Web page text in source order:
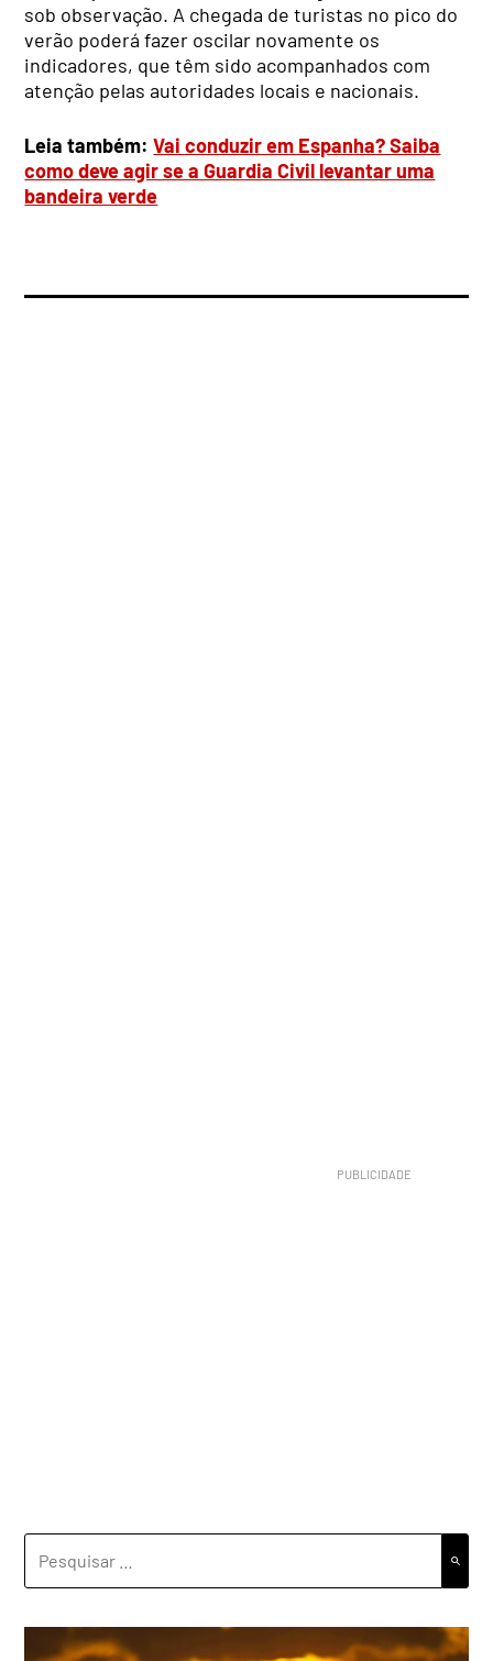
sob observação. A chegada de turistas no pico do
verão poderá fazer oscilar novamente os
indicadores, que têm sido acompanhados com
atenção pelas autoridades locais e nacionais.
Leia também:Vai conduzir em Espanha? Saiba
como deve agir se a Guardia Civil levantar uma
bandeira verde